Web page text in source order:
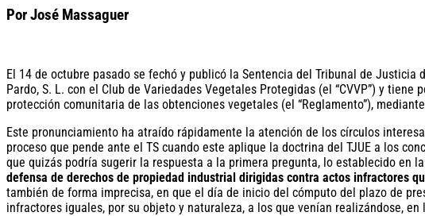
Por José Massaguer
El 14 de octubre pasado se fechó y publicó la Sentencia del Tribunal de Justicia
Pardo, S. L. con el Club de Variedades Vegetales Protegidas (el “CVVP”) y
protección comunitaria de las obtenciones vegetales (el “Reglamento”),
Este pronunciamiento ha atraído rápidamente la atención de los círculos
proceso que pende ante el TS cuando este aplique la doctrina del TJUE a los
que quizás podría sugerir la respuesta a la primera pregunta, lo establecido en
defensa de derechos de propiedad industrial dirigidas contra actos infractores
también de forma imprecisa, en que el día de inicio del cómputo del plazo de
infractores iguales, por su objeto y naturaleza, a los que venían realizándose,